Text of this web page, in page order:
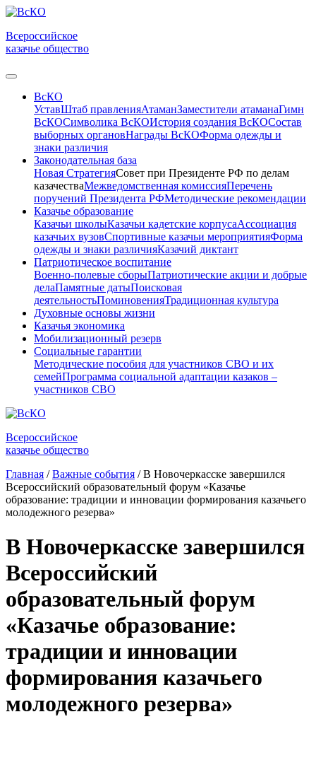
Всероссийское
казачье общество
ВсКО
УставШтаб правленияАтаманЗаместители атаманаГимн
ВсКОСимволика ВсКОИстория создания ВсКОСостав
выборных органовНаграды ВсКОФорма одежды и
знаки различия
Законодательная база
Новая СтратегияСовет при Президенте РФ по делам
казачестваМежведомственная комиссияПеречень
поручений Президента РФМетодические рекомендации
Казачье образование
Казачьи школыКазачьи кадетские корпусаАссоциация
казачьих вузовСпортивные казачьи мероприятияФорма
одежды и знаки различияКазачий диктант
Патриотическое воспитание
Военно-полевые сборыПатриотические акции и добрые
делаПамятные датыПоисковая
деятельностьПоминовенияТрадиционная культура
Духовные основы жизни
Казачья экономика
Мобилизационный резерв
Социальные гарантии
Методические пособия для участников СВО и их
семейПрограмма социальной адаптации казаков –
участников СВО
Всероссийское
казачье общество
Главная / Важные события / В Новочеркасске завершился
Всероссийский образовательный форум «Казачье
образование: традиции и инновации формирования казачьего
молодежного резерва»
В Новочеркасске завершился
Всероссийский
образовательный форум
«Казачье образование:
традиции и инновации
формирования казачьего
молодежного резерва»